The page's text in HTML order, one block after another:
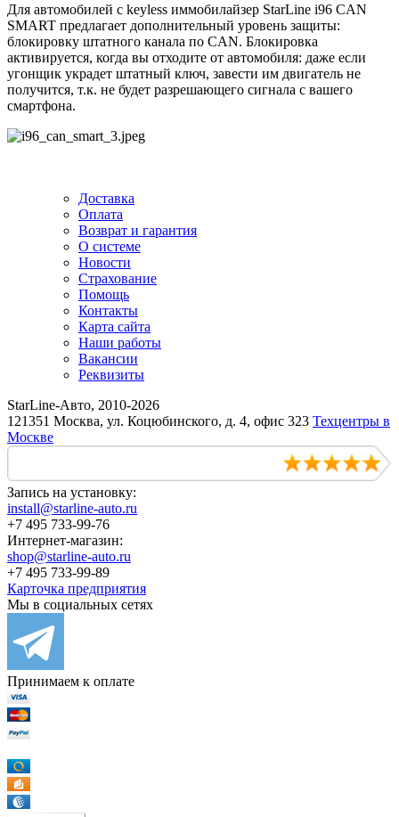
Для автомобилей с keyless иммобилайзер StarLine i96 CAN
SMART предлагает дополнительный уровень защиты:
блокировку штатного канала по CAN. Блокировка
активируется, когда вы отходите от автомобиля: даже если
угонщик украдет штатный ключ, завести им двигатель не
получится, т.к. не будет разрешающего сигнала с вашего
смартфона.
Доставка
Оплата
Возврат и гарантия
О системе
Новости
Страхование
Помощь
Контакты
Карта сайта
Наши работы
Вакансии
Реквизиты
StarLine-Авто, 2010-2026
121351 Москва, ул. Коцюбинского, д. 4, офис 323 Техцентры в
Москве
Запись на установку:
install@starline-auto.ru
+7 495 733-99-76
Интернет-магазин:
shop@starline-auto.ru
+7 495 733-99-89
Карточка предприятия
Мы в социальных сетях
Принимаем к оплате